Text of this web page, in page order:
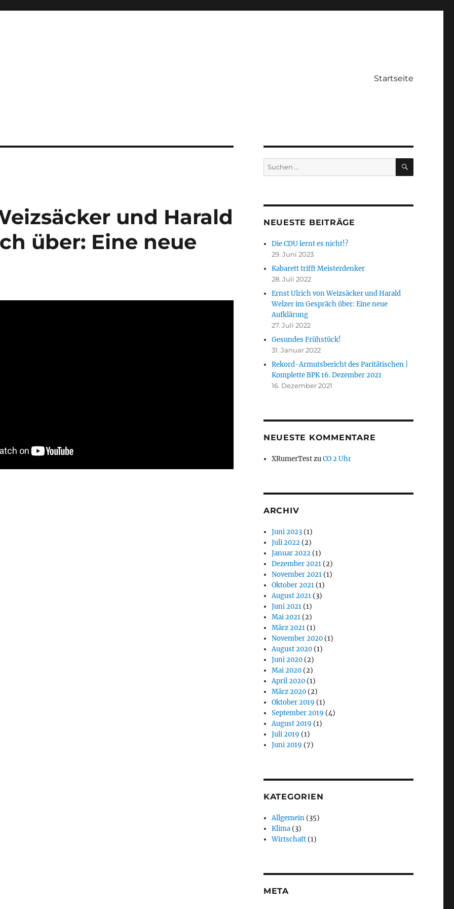
Startseite
und Harald
über: Eine neue
Suche
nach:
SUCHEN
NEUESTE BEITRÄGE
Die CDU lernt es nicht!?
29. Juni 2023
Kabarett trifft Meisterdenker
28. Juli 2022
Ernst Ulrich von Weizsäcker und Harald
Welzer im Gespräch über: Eine neue
Aufklärung
27. Juli 2022
Gesundes Frühstück!
31. Januar 2022
Rekord-Armutsbericht des Paritätischen |
Komplette BPK 16. Dezember 2021
16. Dezember 2021
NEUESTE KOMMENTARE
XRumerTestzuCO 2 Uhr
ARCHIV
Juni 2023 (1)
Juli 2022 (2)
Januar 2022 (1)
Dezember 2021 (2)
November 2021 (1)
Oktober 2021 (1)
August 2021 (3)
Juni 2021 (1)
Mai 2021 (2)
März 2021 (1)
November 2020 (1)
August 2020 (1)
Juni 2020 (2)
Mai 2020 (2)
April 2020 (1)
März 2020 (2)
Oktober 2019 (1)
September 2019 (4)
August 2019 (1)
Juli 2019 (1)
Juni 2019 (7)
KATEGORIEN
Allgemein (35)
Klima (3)
Wirtschaft (1)
META